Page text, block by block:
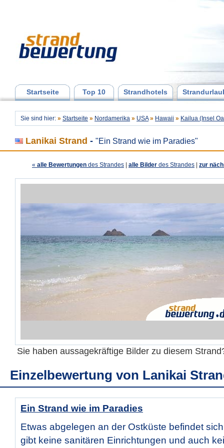
Startseite Top 10 Strandhotels
Sie sind hier: » Startseite » Nordamerika » USA » Hawaii » Kailua (Insel
Lanikai Strand - "Ein Strand wie im Paradies"
« alle Bewertungen des Strandes alle Bilder des Strandes zur
Sie haben aussagekräftige Bilder zu diesem
Einzelbewertung von Lanikai
Ein Strand wie im Paradies
Etwas abgelegen an der Ostküste befindet
gibt keine sanitären Einrichtungen und auch